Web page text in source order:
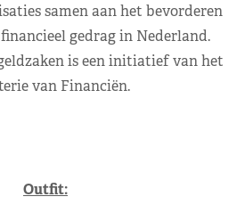
samen aan het bevorderen
gedrag in Nederland.
is een initiatief van het
van Financiën.
Outfit: